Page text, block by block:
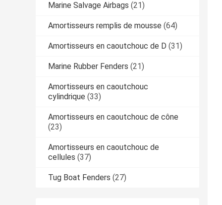
Marine Salvage Airbags (21)
Amortisseurs remplis de mousse (64)
Amortisseurs en caoutchouc de D (31)
Marine Rubber Fenders (21)
Amortisseurs en caoutchouc
cylindrique (33)
Amortisseurs en caoutchouc de cône
(23)
Amortisseurs en caoutchouc de
cellules (37)
Tug Boat Fenders (27)